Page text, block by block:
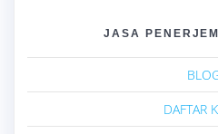
JASA
DAFTAR